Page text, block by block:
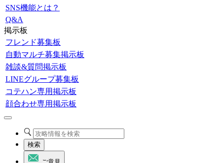
SNS機能とは？
Q&A
掲示板
フレンド募集板
自動マルチ募集掲示板
雑談&質問掲示板
LINEグループ募集板
コテハン専用掲示板
顔合わせ専用掲示板
検索